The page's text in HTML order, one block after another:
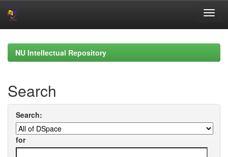
navigationNU Intellectual Repository
Search
Search:
for